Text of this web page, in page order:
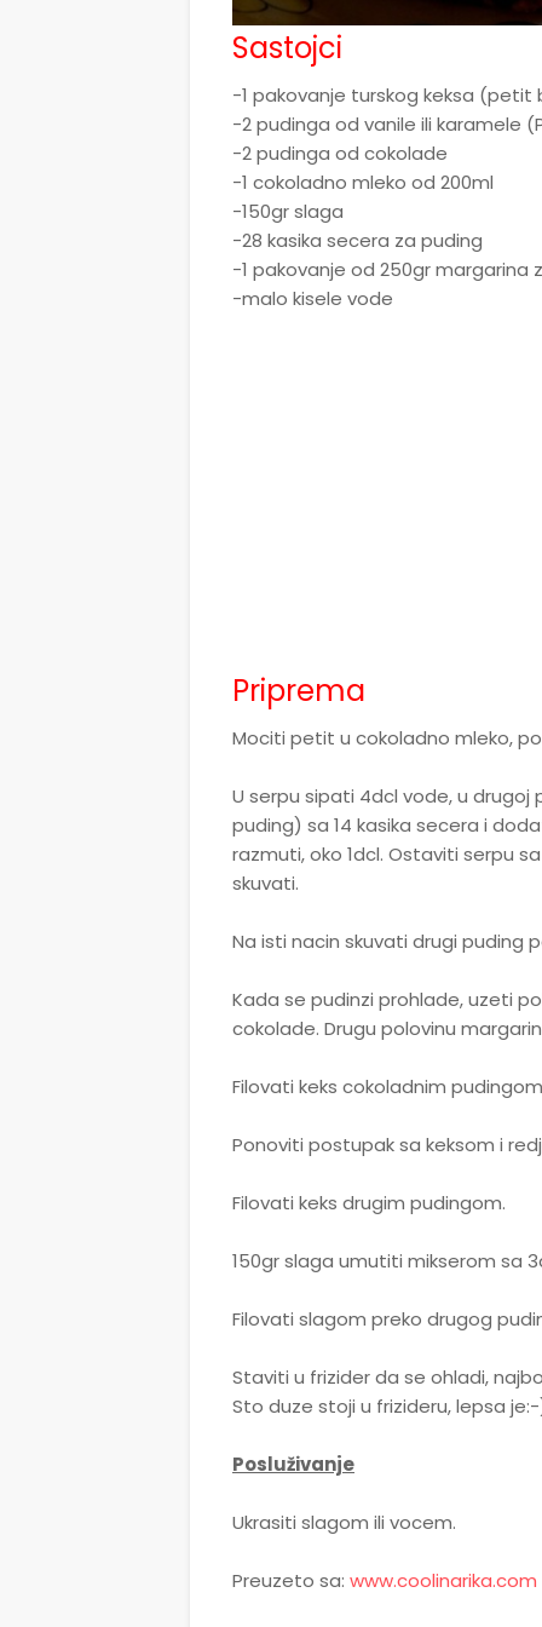
Sastojci
-1 pakovanje turskog keksa (petit
-2 pudinga od vanile ili karamele
-2 pudinga od cokolade
-1 cokoladno mleko od 200ml
-150gr slaga
-28 kasika secera za puding
-1 pakovanje od 250gr margarina
-malo kisele vode
Priprema
Mociti petit u cokoladno mleko,
U serpu sipati 4dcl vode, u
puding) sa 14 kasika secera i
razmuti, oko 1dcl. Ostaviti serpu
skuvati.
Na isti nacin skuvati drugi puding
Kada se pudinzi prohlade, uzeti
cokolade. Drugu polovinu
Filovati keks cokoladnim
Ponoviti postupak sa keksom i
Filovati keks drugim pudingom.
150gr slaga umutiti mikserom sa
Filovati slagom preko drugog
Staviti u frizider da se ohladi,
Sto duze stoji u frizideru, lepsa
Posluživanje
Ukrasiti slagom ili vocem.
Preuzeto sa: www.coolinarika.com